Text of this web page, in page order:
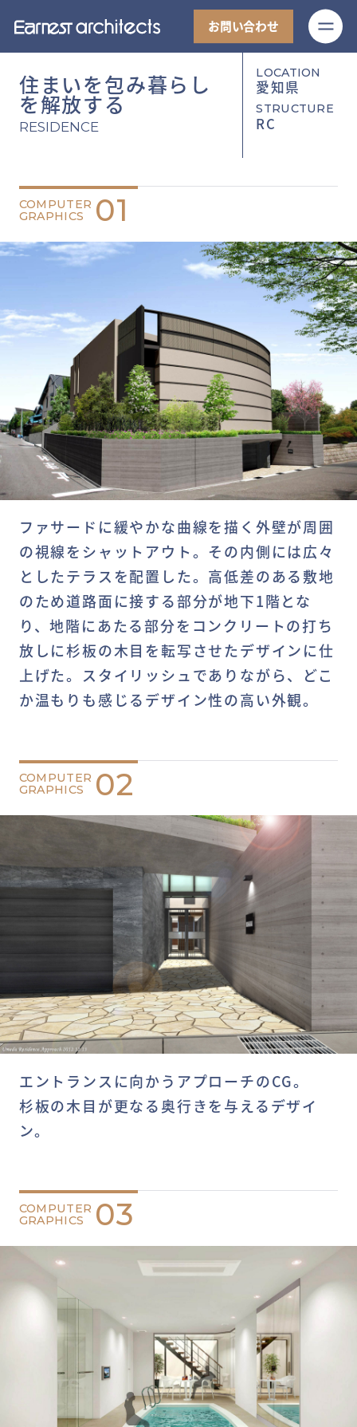
お問い合わせ
住まいを包み暮らし
を解放する
RESIDENCE
LOCATION
愛知県
STRUCTURE
RC
COMPUTER
GRAPHICS
01
ファサードに緩やかな曲線を描く外壁が周囲
の視線をシャットアウト。その内側には広々
としたテラスを配置した。高低差のある敷地
のため道路面に接する部分が地下1階とな
り、地階にあたる部分をコンクリートの打ち
放しに杉板の木目を転写させたデザインに仕
上げた。スタイリッシュでありながら、どこ
か温もりも感じるデザイン性の高い外観。
COMPUTER
GRAPHICS
02
エントランスに向かうアプローチのCG。
杉板の木目が更なる奥行きを与えるデザイ
ン。
COMPUTER
GRAPHICS
03